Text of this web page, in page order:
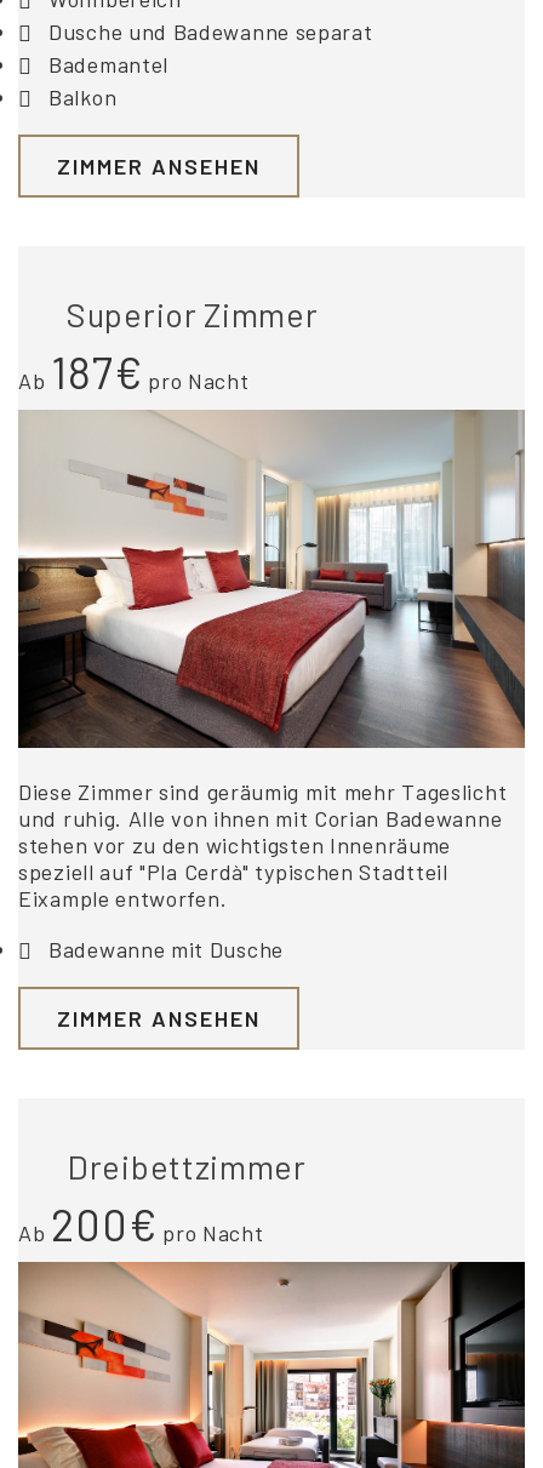
Dusche und Badewanne separat
Bademantel
Balkon
ZIMMER ANSEHEN
Superior Zimmer
Ab 187€ pro Nacht
Diese Zimmer sind geräumig mit mehr Tageslicht
und ruhig. Alle von ihnen mit Corian Badewanne
stehen vor zu den wichtigsten Innenräume
speziell auf "Pla Cerdà" typischen Stadtteil
Eixample entworfen.
Badewanne mit Dusche
ZIMMER ANSEHEN
Dreibettzimmer
Ab 200€ pro Nacht